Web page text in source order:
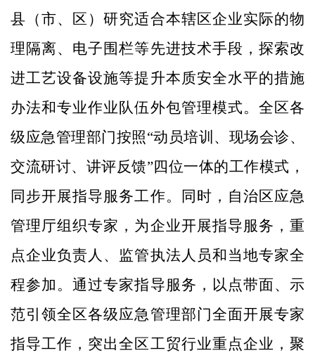
县（市、区）研究适合本辖区企业实际的物
理隔离、电子围栏等先进技术手段，探索改
进工艺设备设施等提升本质安全水平的措施
办法和专业作业队伍外包管理模式。全区各
级应急管理部门按照“动员培训、现场会诊、
交流研讨、讲评反馈”四位一体的工作模式，
同步开展指导服务工作。同时，自治区应急
管理厅组织专家，为企业开展指导服务，重
点企业负责人、监管执法人员和当地专家全
程参加。通过专家指导服务，以点带面、示
范引领全区各级应急管理部门全面开展专家
指导工作，突出全区工贸行业重点企业，聚